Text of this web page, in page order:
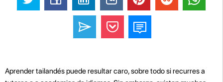
Aprender tailandés puede resultar caro, sobre todo si recurres a